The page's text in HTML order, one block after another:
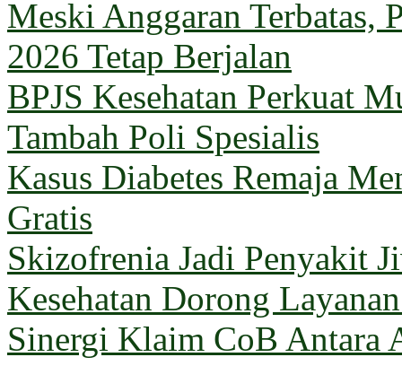
Meski Anggaran Terbatas,
2026 Tetap Berjalan
BPJS Kesehatan Perkuat
Tambah Poli Spesialis
Kasus Diabetes Remaja
Gratis
Skizofrenia Jadi Penyakit
Kesehatan Dorong
Sinergi Klaim CoB Antara